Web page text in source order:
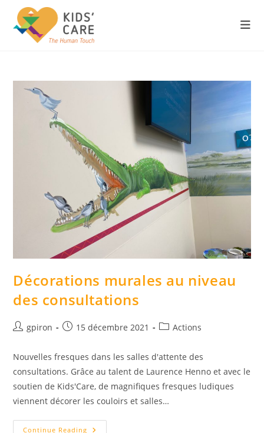
Décorations murales au niveau
des consultations
gpiron 15 décembre 2021 Actions
Nouvelles fresques dans les salles d'attente des
consultations. Grâce au talent de Laurence Henno et avec le
soutien de Kids'Care, de magnifiques fresques ludiques
viennent décorer les couloirs et salles…
Continue Reading